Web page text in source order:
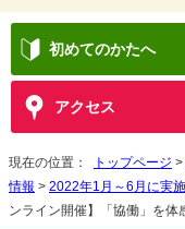
初めてのかたへ
アクセス
現在の位置： トップページ >
情報 > 2022年1月～6月に実
ンライン開催】「協働」を体